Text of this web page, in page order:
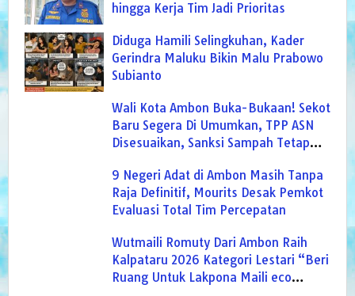
hingga Kerja Tim Jadi Prioritas
Diduga Hamili Selingkuhan, Kader
Gerindra Maluku Bikin Malu Prabowo
Subianto
Wali Kota Ambon Buka-Bukaan! Sekot
Baru Segera Di Umumkan, TPP ASN
Disesuaikan, Sanksi Sampah Tetap
9 Negeri Adat di Ambon Masih Tanpa
Raja Definitif, Mourits Desak Pemkot
Evaluasi Total Tim Percepatan
Wutmaili Romuty Dari Ambon Raih
Kalpataru 2026 Kategori Lestari “Beri
Ruang Untuk Lakpona Maili eco